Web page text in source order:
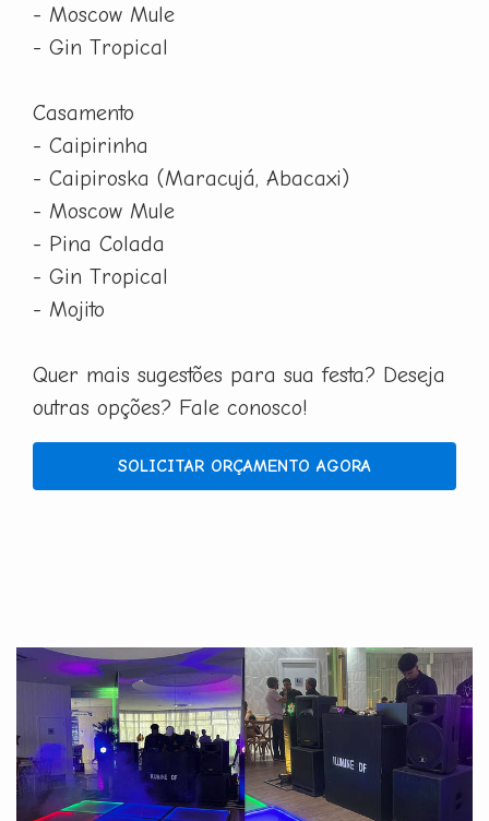
- Moscow Mule
- Gin Tropical
Casamento
- Caipirinha
- Caipiroska (Maracujá, Abacaxi)
- Moscow Mule
- Pina Colada
- Gin Tropical
- Mojito
Quer mais sugestões para sua festa? Deseja
outras opções? Fale conosco!
SOLICITAR ORÇAMENTO AGORA